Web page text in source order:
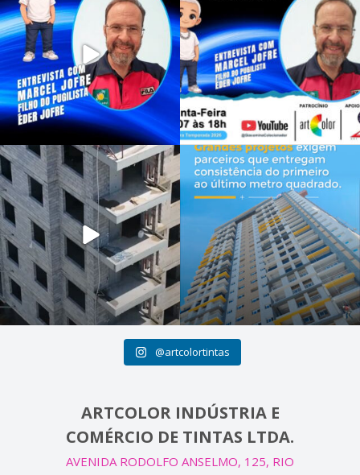
@artcolortintas
ARTCOLOR INDÚSTRIA E
COMÉRCIO DE TINTAS LTDA.
AVENIDA RODOLFO ANSELMO, 125, RIO